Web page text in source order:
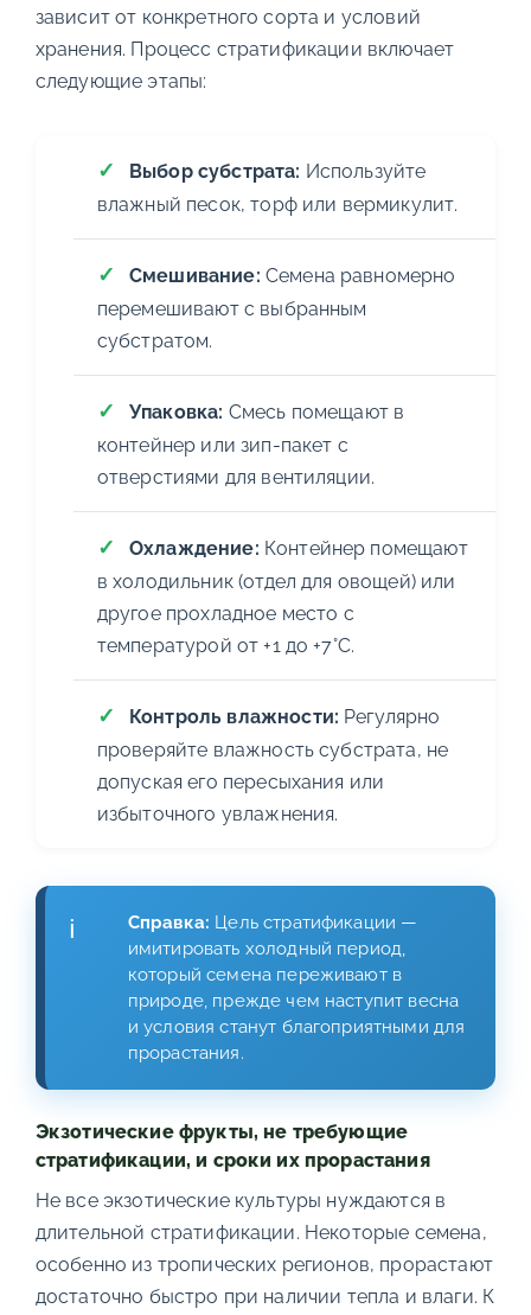
зависит от конкретного сорта и условий
хранения. Процесс стратификации включает
следующие этапы:
Выбор субстрата: Используйте
влажный песок, торф или вермикулит.
Смешивание: Семена равномерно
перемешивают с выбранным
субстратом.
Упаковка: Смесь помещают в
контейнер или зип-пакет с
отверстиями для вентиляции.
Охлаждение: Контейнер помещают
в холодильник (отдел для овощей) или
другое прохладное место с
температурой от +1 до +7°C.
Контроль влажности: Регулярно
проверяйте влажность субстрата, не
допуская его пересыхания или
избыточного увлажнения.
Справка: Цель стратификации —
имитировать холодный период,
который семена переживают в
природе, прежде чем наступит весна
и условия станут благоприятными для
прорастания.
Экзотические фрукты, не требующие
стратификации, и сроки их прорастания
Не все экзотические культуры нуждаются в
длительной стратификации. Некоторые семена,
особенно из тропических регионов, прорастают
достаточно быстро при наличии тепла и влаги. К